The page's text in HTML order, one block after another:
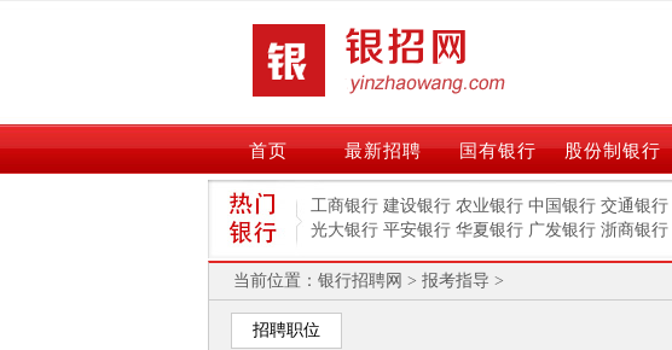
首页 最新招聘 国有银行 股份制银行
工商银行 建设银行 农业银行 中国银行 交通银行
光大银行 平安银行 华夏银行 广发银行 浙商银行
当前位置： 银行招聘网 > 报考指导 >
招聘职位